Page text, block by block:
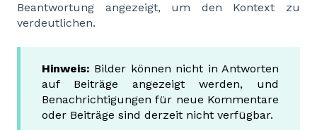
Beantwortung angezeigt, um den Kontext zu
verdeutlichen.
Hinweis: Bilder können nicht in Antworten
auf Beiträge angezeigt werden, und
Benachrichtigungen für neue Kommentare
oder Beiträge sind derzeit nicht verfügbar.